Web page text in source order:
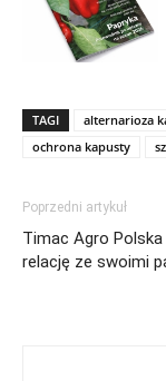
TAGI alternarioza
ochrona kapusty
Poprzedni artykuł
Timac Agro Polska
relację ze swoimi